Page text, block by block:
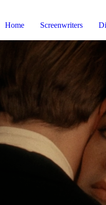
Home Screenwriters